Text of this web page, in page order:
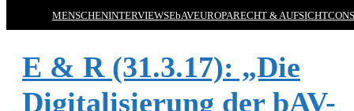
MENSCHENINTERVIEWSEbAVEUROPARECHT & AUFSICHT
E & R (31.3.17): „Die
Digitalisierung der bAV-